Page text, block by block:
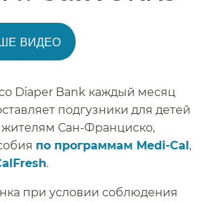
ВИДЕО​​
Diaper Bank каждый месяц
подгузники для детей
жителям Сан-Франциско,
по программам Medi-Cal,
.
при условии соблюдения